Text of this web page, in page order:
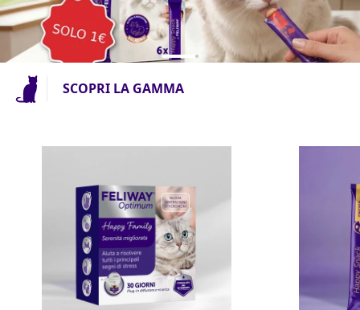
SCOPRI LA GAMMA